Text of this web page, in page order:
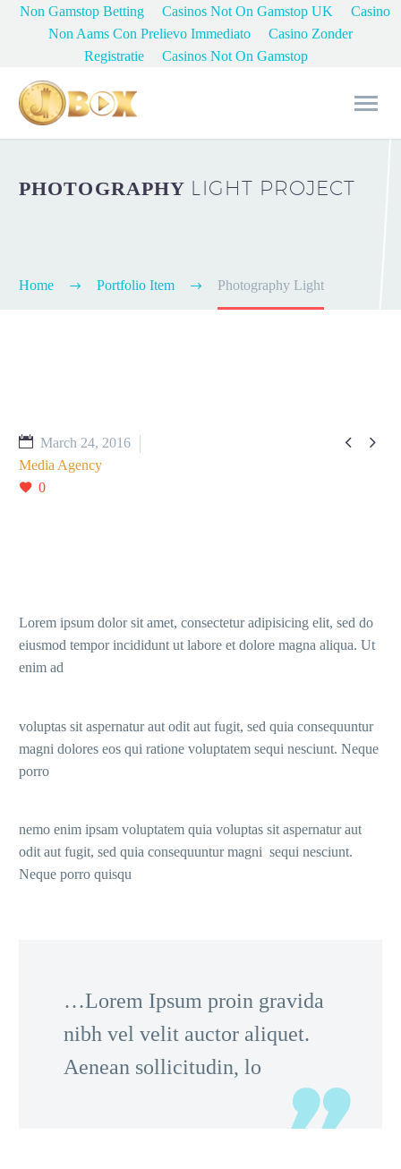
Non Gamstop Betting Casinos Not On Gamstop UK
Casino
Non Aams Con Prelievo Immediato
Casino Zonder
Registratie
Casinos Not On Gamstop
PHOTOGRAPHY LIGHT PROJECT
Home Portfolio Item Photography Light
 
March 24, 2016
Media Agency
0
Lorem ipsum dolor sit amet, consectetur adipisicing elit, sed do
eiusmod tempor incididunt ut labore et dolore magna aliqua. Ut
enim ad
voluptas sit aspernatur aut odit aut fugit, sed quia consequuntur
magni dolores eos qui ratione voluptatem sequi nesciunt. Neque
porro
nemo enim ipsam voluptatem quia voluptas sit aspernatur aut
odit aut fugit, sed quia consequuntur magni sequi nesciunt.
Neque porro quisqu
…Lorem Ipsum proin gravida
nibh vel velit auctor aliquet.
Aenean sollicitudin, lo